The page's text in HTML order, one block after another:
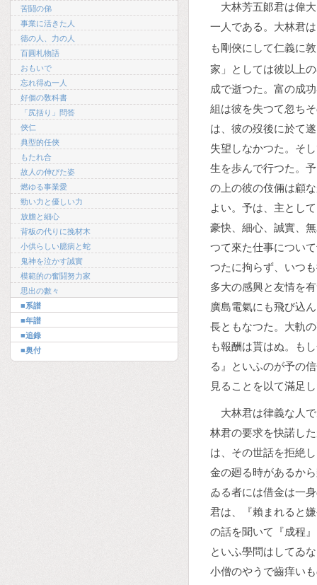
苦鬪の俤
事業に活きた人
德の人、力の人
百圓札物語
おもいで
忘れ得ぬ一人
好個の敎科書
「尻括り」問答
俠仁
典型的任俠
もたれ合
故人の伸びた姿
燃ゆる事業愛
勁い力と優しい力
放膽と細心
背板の代りに挽材木
小供らしい臆病と蛇
鬼神を泣かす誠實
模範的の奮鬪努力家
思出の數々
■系譜
■年譜
■追錄
■奥付
大林芳五郞君は偉
一人である。大林君
も剛俠にして仁義に敦
家」としては彼以上
成で逝つた。富の成
組は彼を失つて忽ち
は、彼の歿後に於て
失望しなかつた。そ
生を歩んで行つた。
の上の彼の伎倆は顧
よい。予は、主とし
豪快、細心、誠實、
つて來た仕事につい
つたに拘らず、いつ
多大の感興と友情を
廣島電氣にも飛び込
長ともなつた。大軌
も報酬は貰はぬ。も
る』といふのが予の
見ることを以て滿足
大林君は律義な人
林君の要求を快諾し
は、その世話を拒絶
金の廻る時があるか
ゐる者には借金は一
君は、『賴まれると
の話を聞いて『成程
といふ學問はしてゐ
小僧のやうで齒痒い